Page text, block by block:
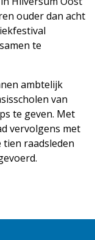
ouder dan acht
te
ambtelijk
van
te geven. Met
vervolgens met
raadsleden